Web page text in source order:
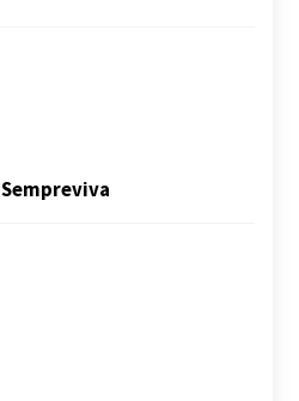
Sempreviva